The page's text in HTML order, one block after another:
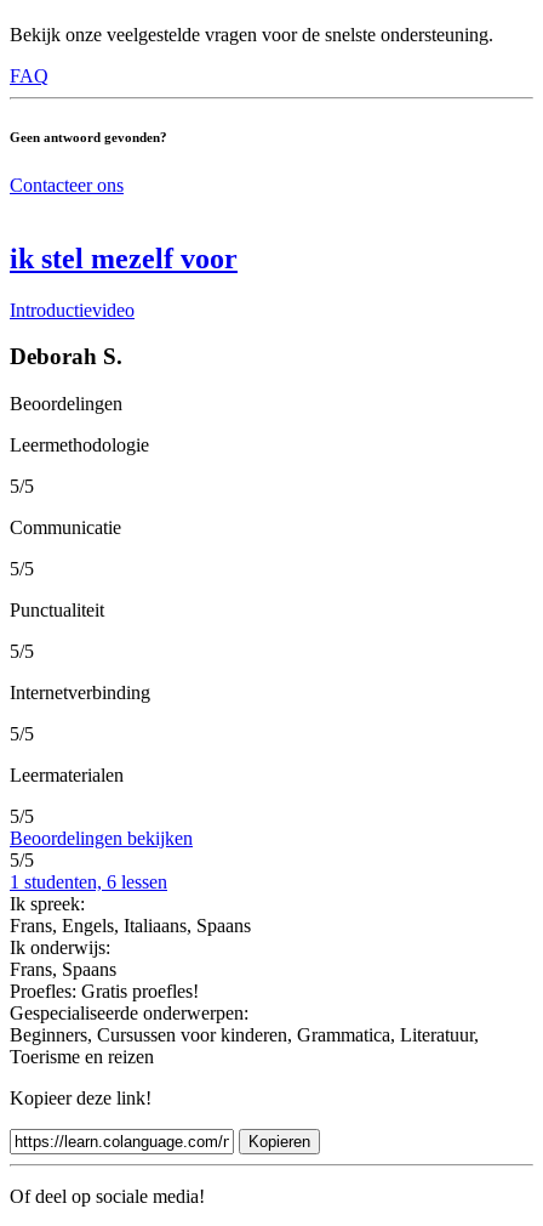
Bekijk onze veelgestelde vragen voor de snelste ondersteuning.
FAQ
Geen antwoord gevonden?
Contacteer ons
ik stel mezelf voor
Introductievideo
Deborah S.
Beoordelingen
Leermethodologie
5/5
Communicatie
5/5
Punctualiteit
5/5
Internetverbinding
5/5
Leermaterialen
5/5
Beoordelingen bekijken
5/5
1 studenten, 6 lessen
Ik spreek:
Frans, Engels, Italiaans, Spaans
Ik onderwijs:
Frans, Spaans
Proefles: Gratis proefles!
Gespecialiseerde onderwerpen:
Beginners, Cursussen voor kinderen, Grammatica, Literatuur,
Toerisme en reizen
Kopieer deze link!
Kopieren
Of deel op sociale media!